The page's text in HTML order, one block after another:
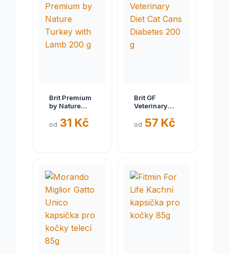
Brit Premium
by Nature
Lamb 200 g
od 31 Kč
Brit GF
Veterinary
Diabetes 200
od 57 Kč